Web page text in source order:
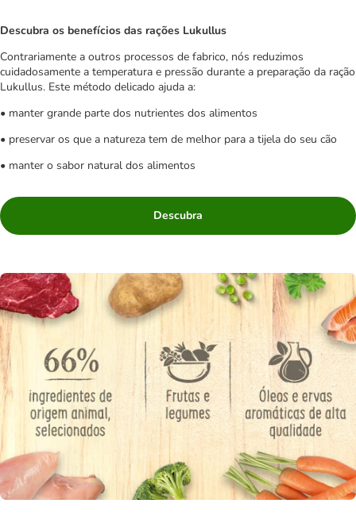
Descubra os benefícios das rações Lukullus
Contrariamente a outros processos de fabrico, nós reduzimos
cuidadosamente a temperatura e pressão durante a preparação da ração
Lukullus. Este método delicado ajuda a:
• manter grande parte dos nutrientes dos alimentos
• preservar os que a natureza tem de melhor para a tijela do seu cão
• manter o sabor natural dos alimentos
Descubra